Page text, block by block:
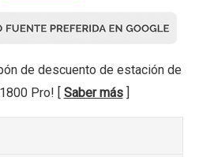
de descuento de estación de
Pro! [ Saber más]